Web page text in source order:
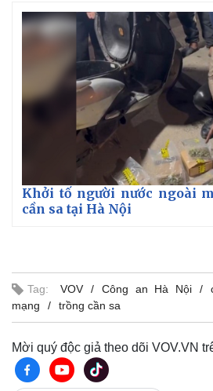
Khởi tố người nước ngoài
cần sa tại Hà Nội
Tag: VOV Công an Hà Nội
mạng
trồng cần sa
Mời quý độc giả theo dõi VOV.VN